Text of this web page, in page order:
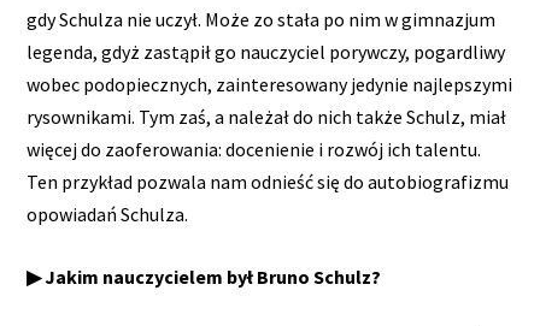
gdy Schulza nie uczył. Może zo stała po nim w gimnazjum
legenda, gdyż zastąpił go nauczyciel porywczy, pogardliwy
wobec podopiecznych, zainteresowany jedynie najlepszymi
rysownikami. Tym zaś, a należał do nich także Schulz, miał
więcej do zaoferowania: docenienie i rozwój ich talentu.
Ten przykład pozwala nam odnieść się do autobiografizmu
opowiadań Schulza.
▶ Jakim nauczycielem był Bruno Schulz?